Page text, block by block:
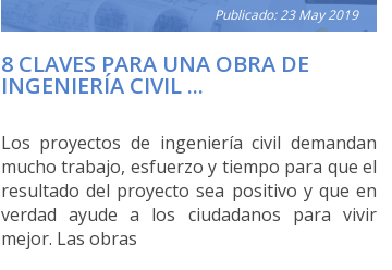
Publicado: 23 May 2019
8 CLAVES PARA UNA OBRA DE
INGENIERÍA CIVIL ...
Los proyectos de ingeniería civil demandan
mucho trabajo, esfuerzo y tiempo para que el
resultado del proyecto sea positivo y que en
verdad ayude a los ciudadanos para vivir
mejor. Las obras